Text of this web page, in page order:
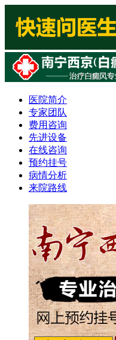
医院简介
专家团队
费用咨询
先进设备
在线咨询
预约挂号
病情分析
来院路线